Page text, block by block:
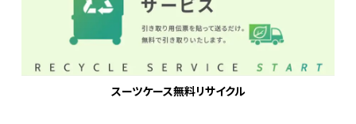
スーツケース無料リサイクル